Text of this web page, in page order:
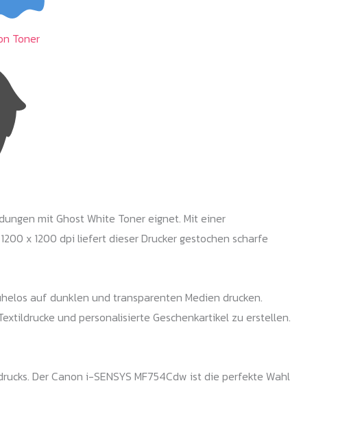
Toner
mit Ghost White Toner eignet. Mit einer
x 1200 dpi liefert dieser Drucker gestochen scharfe
auf dunklen und transparenten Medien drucken.
und personalisierte Geschenkartikel zu erstellen.
Der Canon i-SENSYS MF754Cdw ist die perfekte Wahl